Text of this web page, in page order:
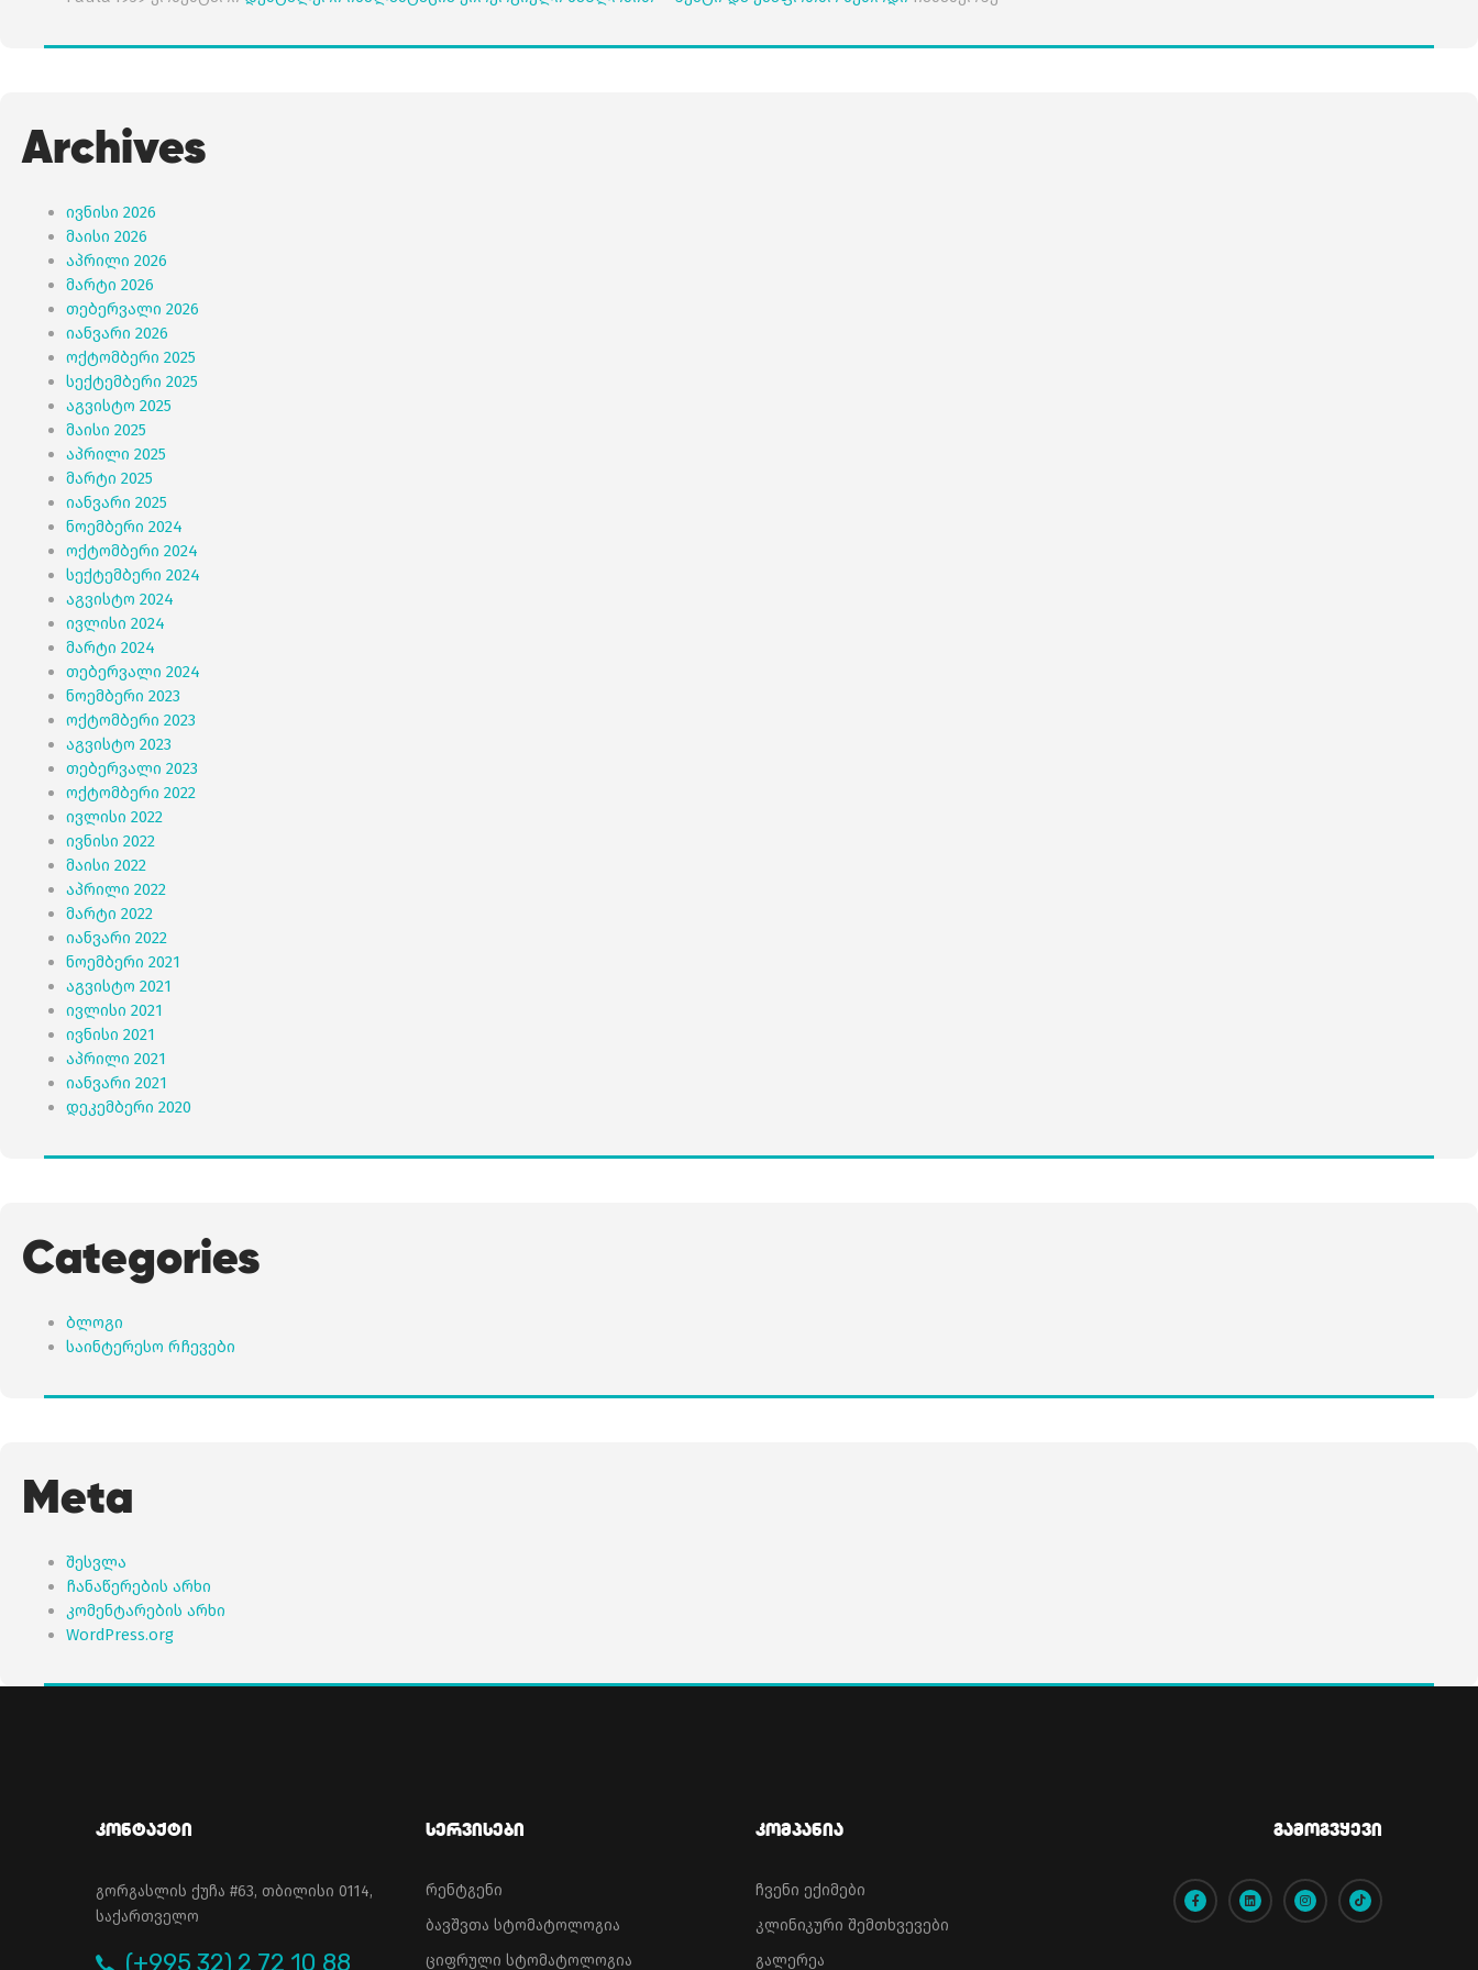
Archives
ივნისი 2026
მაისი 2026
აპრილი 2026
მარტი 2026
თებერვალი 2026
იანვარი 2026
ოქტომბერი 2025
სექტემბერი 2025
აგვისტო 2025
მაისი 2025
აპრილი 2025
მარტი 2025
იანვარი 2025
ნოემბერი 2024
ოქტომბერი 2024
სექტემბერი 2024
აგვისტო 2024
ივლისი 2024
მარტი 2024
თებერვალი 2024
ნოემბერი 2023
ოქტომბერი 2023
აგვისტო 2023
თებერვალი 2023
ოქტომბერი 2022
ივლისი 2022
ივნისი 2022
მაისი 2022
აპრილი 2022
მარტი 2022
იანვარი 2022
ნოემბერი 2021
აგვისტო 2021
ივლისი 2021
ივნისი 2021
აპრილი 2021
იანვარი 2021
დეკემბერი 2020
Categories
ბლოგი
საინტერესო რჩევები
Meta
შესვლა
ჩანაწერების არხი
კომენტარების არხი
WordPress.org
Კონტაქტი
გორგასლის ქუჩა #63, თბილისი 0114,
საქართველო
(+995 32) 2 72 10 88
Სერვისები
რენტგენი
ბავშვთა სტომატოლოგია
ციფრული სტომატოლოგია
Კომპანია
ჩვენი ექიმები
კლინიკური შემთხვევები
გალერეა
Გამოგვყევი